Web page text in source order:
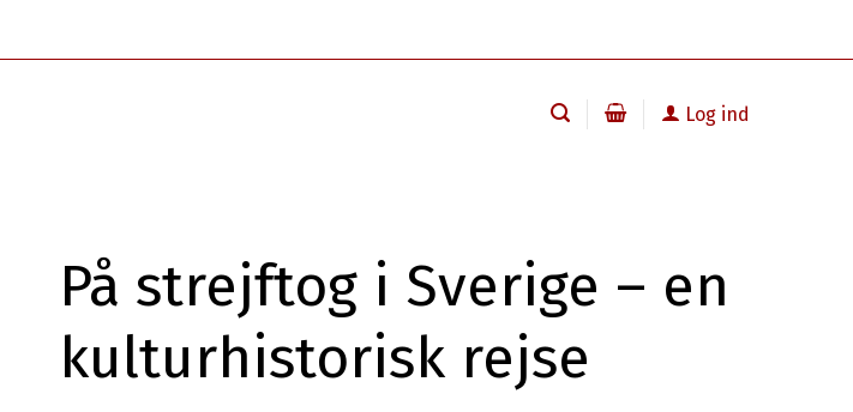
Log ind
På strejftog i Sverige – en
kulturhistorisk rejse